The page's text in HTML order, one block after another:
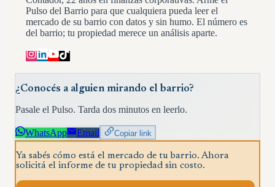
Pulso del Barrio para que cualquiera pueda leer el
mercado de su barrio con datos y sin humo. El número es
del barrio; tu propiedad merece un análisis aparte.
¿Conocés a alguien mirando el barrio?
Pasale el Pulso. Tarda dos minutos en leerlo.
WhatsApp Email Copiar link
Ya sabés cómo está el mercado de tu barrio. Ahora
solicitá el informe de tu propiedad sin costo.